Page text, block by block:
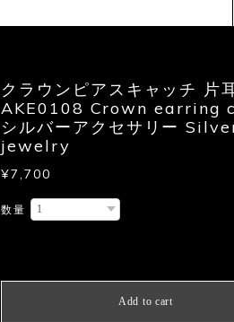
クラウンピアスキャッチ 片
AKE0108 Crown earring
シルバーアクセサリー
jewelry
¥7,700
数量
Add to cart